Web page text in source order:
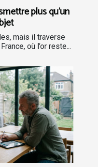
plus qu’un
mais il traverse
où l’or reste...